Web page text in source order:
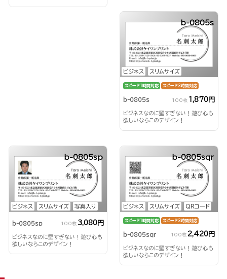
ビジネス スリムサイズ
b-0805s
スピード1時間対応 スピード3時間対応
b-0805s 100枚 1,870円
ビジネスなのに堅すぎない！遊び心も
欲しいならこのデザイン！
ビジネス スリムサイズ 写真入り
b-0805sp
b-0805sp 100枚 3,080円
ビジネスなのに堅すぎない！遊び心も
欲しいならこのデザイン！
ビジネス スリムサイズ QRコード
b-0805sqr
スピード1時間対応 スピード3時間対応
b-0805sqr 100枚 2,420円
ビジネスなのに堅すぎない！遊び心も
欲しいならこのデザイン！